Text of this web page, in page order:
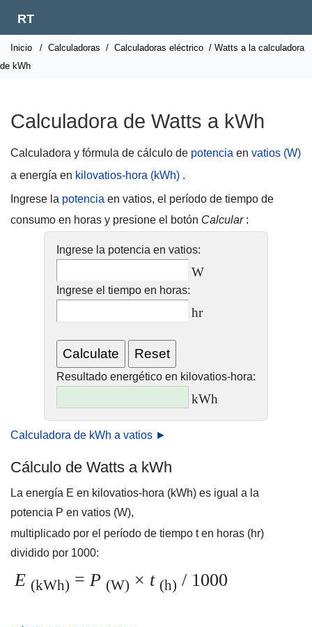
RT
Inicio / Calculadoras / Calculadoras eléctrico / Watts a la calculadora
de kWh
Calculadora de Watts a kWh
Calculadora y fórmula de cálculo de potencia en vatios (W)
a energía en kilovatios-hora (kWh) .
Ingrese la potencia en vatios, el período de tiempo de
consumo en horas y presione el botón Calcular:
Ingrese la potencia en vatios:
W
Ingrese el tiempo en horas:
hr
Resultado energético en kilovatios-hora:
kWh
Calculadora de kWh a vatios ►
Cálculo de Watts a kWh
La energía E en kilovatios-hora (kWh) es igual a la
potencia P en vatios (W),
multiplicado por el período de tiempo t en horas (hr)
dividido por 1000:
E (kWh) = P (W) × t (h) / 1000